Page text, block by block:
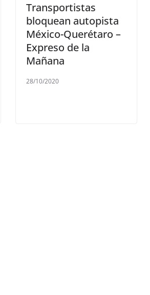
Transportistas
bloquean autopista
México-Querétaro –
Expreso de la
Mañana
28/10/2020